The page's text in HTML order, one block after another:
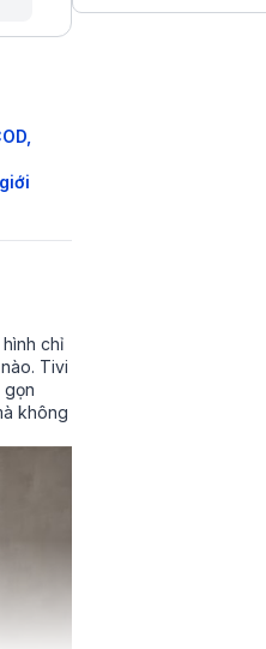
hình chỉ
Tivi
gọn
không